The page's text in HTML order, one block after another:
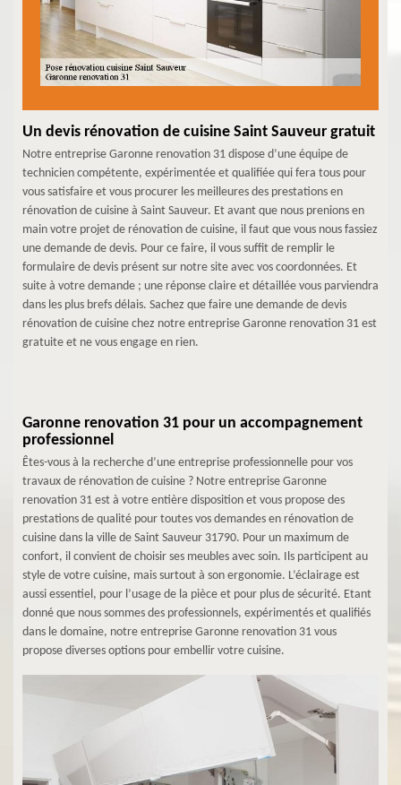
Un devis rénovation de cuisine Saint Sauveur gratuit
Notre entreprise Garonne renovation 31 dispose d’une équipe de
technicien compétente, expérimentée et qualifiée qui fera tous pour
vous satisfaire et vous procurer les meilleures des prestations en
rénovation de cuisine à Saint Sauveur. Et avant que nous prenions en
main votre projet de rénovation de cuisine, il faut que vous nous fassiez
une demande de devis. Pour ce faire, il vous suffit de remplir le
formulaire de devis présent sur notre site avec vos coordonnées. Et
suite à votre demande ; une réponse claire et détaillée vous parviendra
dans les plus brefs délais. Sachez que faire une demande de devis
rénovation de cuisine chez notre entreprise Garonne renovation 31 est
gratuite et ne vous engage en rien.
Garonne renovation 31 pour un accompagnement
professionnel
Êtes-vous à la recherche d’une entreprise professionnelle pour vos
travaux de rénovation de cuisine ? Notre entreprise Garonne
renovation 31 est à votre entière disposition et vous propose des
prestations de qualité pour toutes vos demandes en rénovation de
cuisine dans la ville de Saint Sauveur 31790. Pour un maximum de
confort, il convient de choisir ses meubles avec soin. Ils participent au
style de votre cuisine, mais surtout à son ergonomie. L’éclairage est
aussi essentiel, pour l’usage de la pièce et pour plus de sécurité. Etant
donné que nous sommes des professionnels, expérimentés et qualifiés
dans le domaine, notre entreprise Garonne renovation 31 vous
propose diverses options pour embellir votre cuisine.